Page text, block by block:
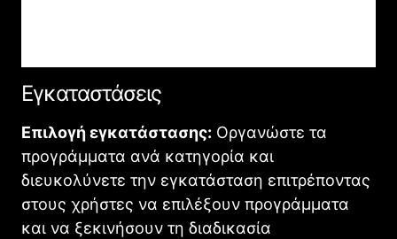
Εγκαταστάσεις
Επιλογή εγκατάστασης: Οργανώστε τα
προγράμματα ανά κατηγορία και
διευκολύνετε την εγκατάσταση επιτρέποντας
στους χρήστες να επιλέξουν προγράμματα
και να ξεκινήσουν τη διαδικασία